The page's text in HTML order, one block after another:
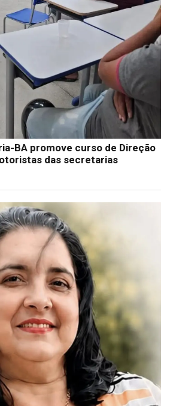
BA promove curso de Direção
das secretarias